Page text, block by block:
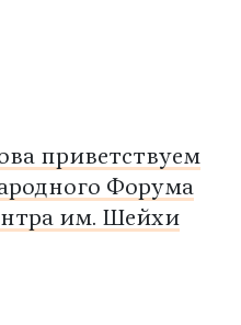
приветствуем
Форума
им. Шейхи